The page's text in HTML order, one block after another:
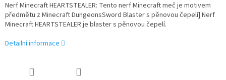
Nerf Minecraft HEARTSTEALER: Tento nerf Minecraft meč je motivem
předmětu z Minecraft DungeonsSword Blaster s pěnovou čepelí] Nerf
Minecraft HEARTSTEALER je blaster s pěnovou čepelí.
Detailní informace